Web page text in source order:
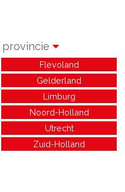
Flevoland
Gelderland
Limburg
Noord-Holland
Utrecht
Zuid-Holland